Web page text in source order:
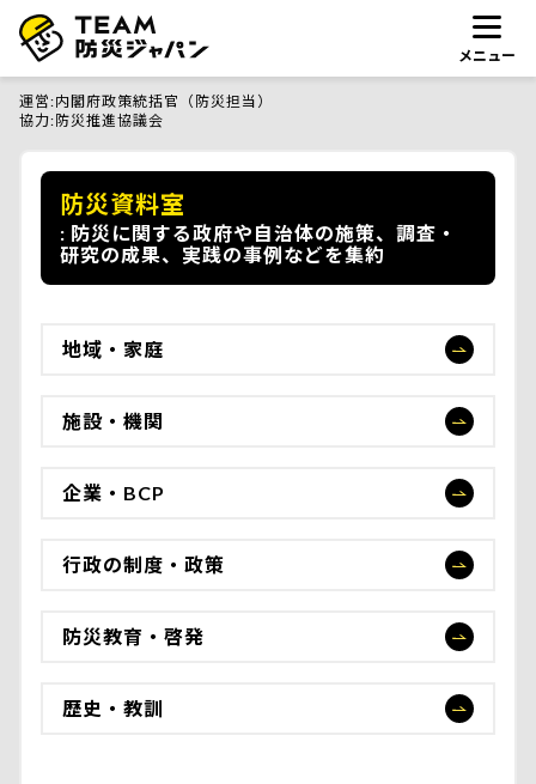
メニュー
運営 内閣府政策統括官（防災担当）
協力 防災推進協議会
防災資料室
防災に関する政府や自治体の施策、調査・
研究の成果、実践の事例などを集約
地域・家庭
施設・機関
企業・BCP
行政の制度・政策
防災教育・啓発
歴史・教訓